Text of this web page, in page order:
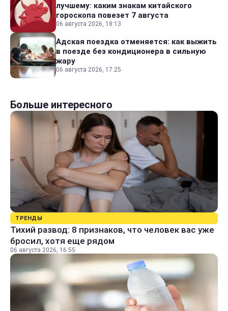
лучшему: каким знакам китайского
гороскопа повезет 7 августа
06 августа 2026, 18:13
Адская поездка отменяется: как выжить
в поезде без кондиционера в сильную
жару
06 августа 2026, 17:25
Больше интересного
ТРЕНДЫ
Тихий развод: 8 признаков, что человек вас уже
бросил, хотя еще рядом
06 августа 2026, 16:55